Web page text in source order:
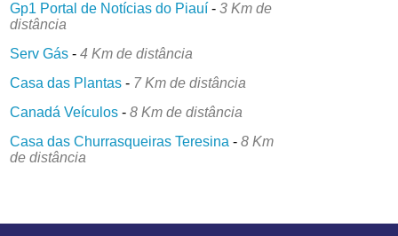
Gp1 Portal de Notícias do Piauí -3 Km de
distância
Serv Gás -4 Km de distância
Casa das Plantas - 7 Km de distância
Canadá Veículos -8 Km de distância
Casa das Churrasqueiras Teresina -8 Km
de distância